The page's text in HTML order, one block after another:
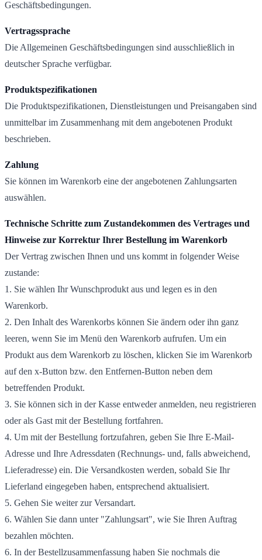
Geschäftsbedingungen.
Vertragssprache
Die Allgemeinen Geschäftsbedingungen sind ausschließlich in
deutscher Sprache verfügbar.
Produktspezifikationen
Die Produktspezifikationen, Dienstleistungen und Preisangaben sind
unmittelbar im Zusammenhang mit dem angebotenen Produkt
beschrieben.
Zahlung
Sie können im Warenkorb eine der angebotenen Zahlungsarten
auswählen.
Technische Schritte zum Zustandekommen des Vertrages und
Hinweise zur Korrektur Ihrer Bestellung im Warenkorb
Der Vertrag zwischen Ihnen und uns kommt in folgender Weise
zustande:
1. Sie wählen Ihr Wunschprodukt aus und legen es in den
Warenkorb.
2. Den Inhalt des Warenkorbs können Sie ändern oder ihn ganz
leeren, wenn Sie im Menü den Warenkorb aufrufen. Um ein
Produkt aus dem Warenkorb zu löschen, klicken Sie im Warenkorb
auf den x-Button bzw. den Entfernen-Button neben dem
betreffenden Produkt.
3. Sie können sich in der Kasse entweder anmelden, neu registrieren
oder als Gast mit der Bestellung fortfahren.
4. Um mit der Bestellung fortzufahren, geben Sie Ihre E-Mail-
Adresse und Ihre Adressdaten (Rechnungs- und, falls abweichend,
Lieferadresse) ein. Die Versandkosten werden, sobald Sie Ihr
Lieferland eingegeben haben, entsprechend aktualisiert.
5. Gehen Sie weiter zur Versandart.
6. Wählen Sie dann unter "Zahlungsart", wie Sie Ihren Auftrag
bezahlen möchten.
6. In der Bestellzusammenfassung haben Sie nochmals die